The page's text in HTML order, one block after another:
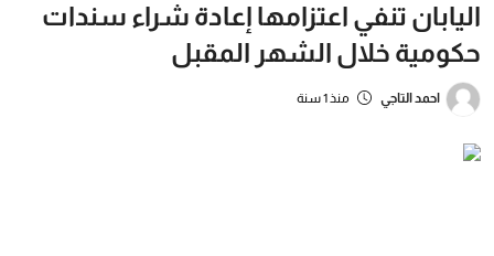
مصر
الخليج
اليابان تنفي اعتزامها إعادة شراء سندات
حكومية خلال الشهر المقبل
احمد التاجي منذ 1 سنة